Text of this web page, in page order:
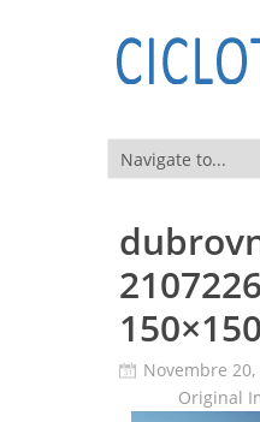
Novembre 20,
Original